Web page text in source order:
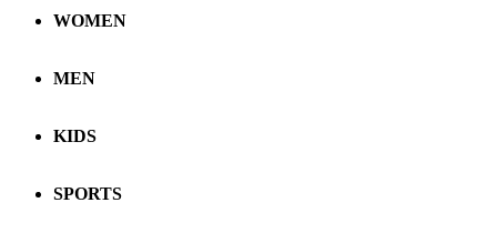
WOMEN
MEN
KIDS
SPORTS